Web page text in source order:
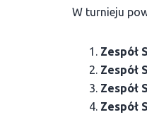
W turnieju
Zespół
Zespół
Zespół
Zespół